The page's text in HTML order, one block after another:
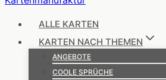
ALLE KARTEN
KARTEN NACH THEMEN
ANGEBOTE
COOLE SPRÜCHE